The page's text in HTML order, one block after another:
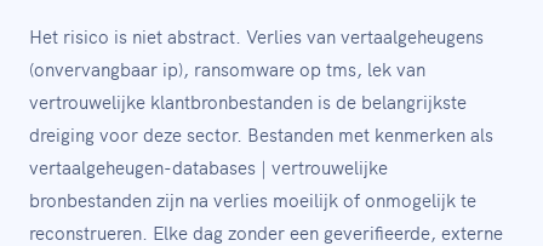
Het risico is niet abstract. Verlies van vertaalgeheugens
(onvervangbaar ip), ransomware op tms, lek van
vertrouwelijke klantbronbestanden is de belangrijkste
dreiging voor deze sector. Bestanden met kenmerken als
vertaalgeheugen-databases | vertrouwelijke
bronbestanden zijn na verlies moeilijk of onmogelijk te
reconstrueren. Elke dag zonder een geverifieerde, externe